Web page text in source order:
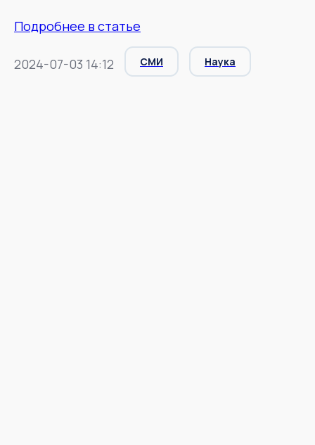
Подробнее в статье
2024-07-03 14:12 СМИ Наука